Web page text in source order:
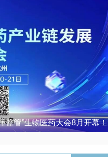
监管”生物医药大会8月开幕！